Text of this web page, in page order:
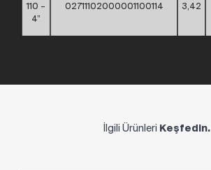
110 –
4”
02711102000001100114 3,42
İlgili Ürünleri Keşfedin.